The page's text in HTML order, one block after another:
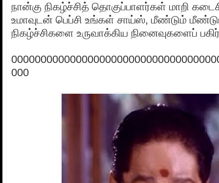
நான்கு நிகழ்ச்சித் தொகுப்பாளர்கள் மாறி
உமாவுடன் பெப்சி உங்கள் சாய்ஸ், மீண்டும் மீண்டும்
நிகழ்ச்சிகளை உருவாக்கிய நினைவுகளைப்
000